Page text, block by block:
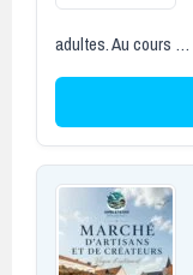
adultes. Au cours …